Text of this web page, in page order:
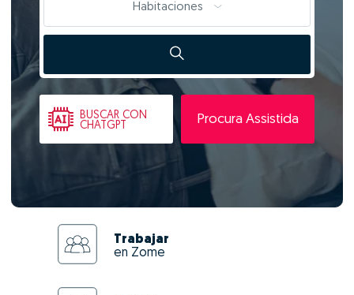
Habitaciones
BUSCAR CON
CHATGPT
Procura Assistida
Trabajar
en Zome